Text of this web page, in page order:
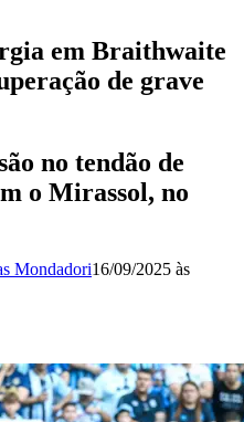
em Braithwaite
de grave
no tendão de
o Mirassol, no
Mondadori16/09/2025 às